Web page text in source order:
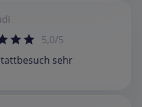
5,0/5
sehr